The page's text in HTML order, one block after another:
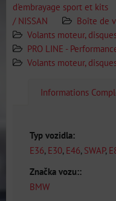
d'embrayage sport et kits
/ NISSAN
Boîte de
Volants moteur,
PRO LINE -
Volants moteur,
Informations
Typ vozidla:
E36, E30, E46, SWAP,
Značka vozu::
BMW